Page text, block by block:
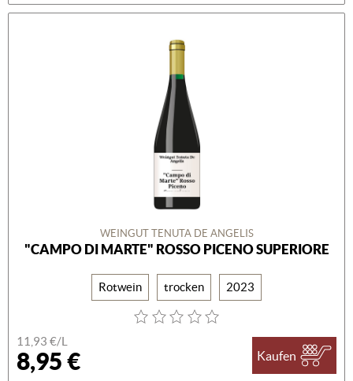
WEINGUT TENUTA DE ANGELIS
"CAMPO DI MARTE" ROSSO PICENO SUPERIORE
Rotwein trocken 2023
11,93 €/L
8,95 € Kaufen